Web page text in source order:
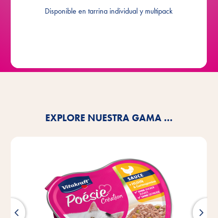
Disponible en tarrina individual y multipack
EXPLORE NUESTRA GAMA ...